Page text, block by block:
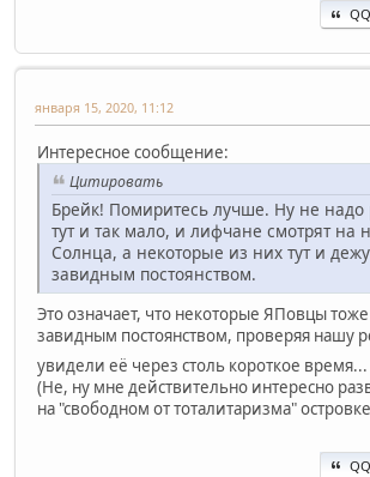
QQ
января 15, 2020, 11:12
Интересное сообщение:
Цитировать
Брейк! Помиритесь лучше. Ну не надо
тут и так мало, и лифчане смотрят на
Солнца, а некоторые из них тут и
завидным постоянством.
Это означает, что некоторые ЯПовцы
завидным постоянством, проверяя нашу
увидели её через столь короткое время...
(Не, ну мне действительно интересно
на "свободном от тоталитаризма"
QQ